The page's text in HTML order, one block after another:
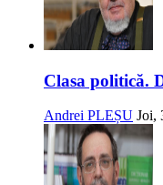
Clasa politică.
Andrei PLEȘU Joi,